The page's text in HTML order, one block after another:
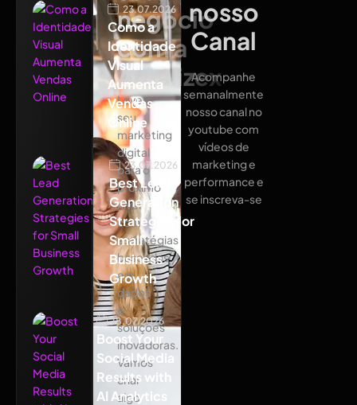
23.07.2026
Como a
Identidade
Visual
Aumenta
Vendas
Online
23.07.2026
Best Lead
Generation
Strategies for
Small
Business
Growth
18.07.2026
Boost Your
Social Media
Results with
AI Analytics
negócio
com a
Atualizex
Leve
seu
marketing
digital
para o
próximo
nível
com
estratégias
baseadas
em
dados
e
soluções
inovadoras.
Vamos
criar
algo
nosso
Canal
Acompanhe
semanalmente
nosso canal no
youtube com
vídeos de
marketing e
performance e
se inscreva-se